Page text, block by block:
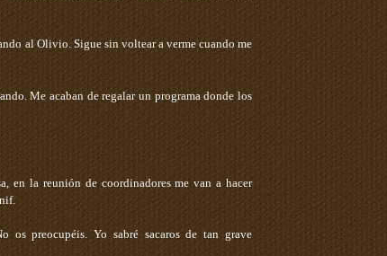
al Olivio. Sigue sin voltear a verme cuando me
Me acaban de regalar un programa donde los
en la reunión de coordinadores me van a hacer
preocupéis. Yo sabré sacaros de tan grave